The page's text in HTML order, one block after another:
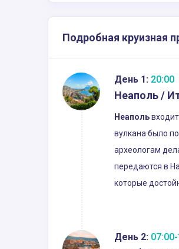
Подробная круизная
День 1: 20:00
Неаполь /
Неаполь
вулкана было
археологам
передаются в
которые
День 2: